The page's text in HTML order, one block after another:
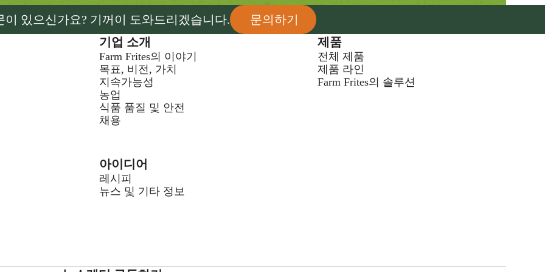
이 있으신가요? 기꺼이 도와드리겠습니다.
문의하기
기업 소개
Farm Frites의 이야기
목표, 비전, 가치
지속가능성
농업
식품 품질 및 안전
채용
제품
전체 제품
제품 라인
Farm Frites의 솔루션
아이디어
레시피
뉴스 및 기타 정보